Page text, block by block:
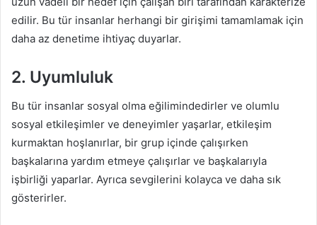
edilir. Bu tür insanlar herhangi bir girişimi tamamlamak için
daha az denetime ihtiyaç duyarlar.
2. Uyumluluk
Bu tür insanlar sosyal olma eğilimindedirler ve olumlu
sosyal etkileşimler ve deneyimler yaşarlar, etkileşim
kurmaktan hoşlanırlar, bir grup içinde çalışırken
başkalarına yardım etmeye çalışırlar ve başkalarıyla
işbirliği yaparlar. Ayrıca sevgilerini kolayca ve daha sık
gösterirler.